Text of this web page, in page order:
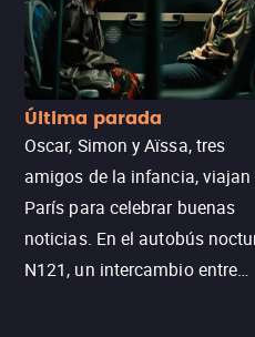
Última parada
Oscar, Simon y Aïssa, tres
amigos de la infancia, viajan
París para celebrar buenas
noticias. En el autobús
N121, un intercambio entre